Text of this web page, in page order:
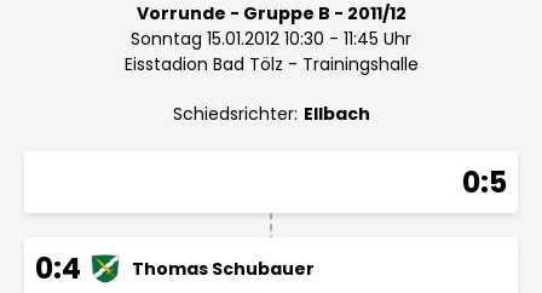
Vorrunde - Gruppe B - 2011/12
Sonntag 15.01.2012 10:30 - 11:45 Uhr
Eisstadion Bad Tölz - Trainingshalle
Schiedsrichter: Ellbach
0:5
0:4 Thomas Schubauer